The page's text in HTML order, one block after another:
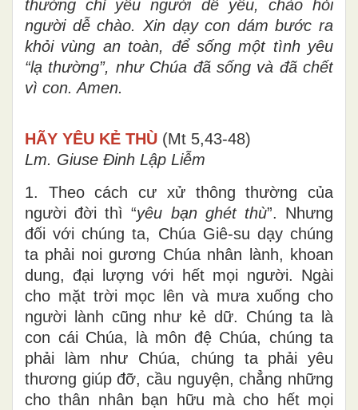
thường chỉ yêu người dễ yêu, chào hỏi
người dễ chào. Xin dạy con dám bước ra
khỏi vùng an toàn, để sống một tình yêu
“lạ thường”, như Chúa đã sống và đã chết
vì con. Amen.
HÃY YÊU KẺ THÙ (Mt 5,43-48)
Lm. Giuse Đinh Lập Liễm
1. Theo cách cư xử thông thường của
người đời thì “yêu bạn ghét thù”. Nhưng
đối với chúng ta, Chúa Giê-su dạy chúng
ta phải noi gương Chúa nhân lành, khoan
dung, đại lượng với hết mọi người. Ngài
cho mặt trời mọc lên và mưa xuống cho
người lành cũng như kẻ dữ. Chúng ta là
con cái Chúa, là môn đệ Chúa, chúng ta
phải làm như Chúa, chúng ta phải yêu
thương giúp đỡ, cầu nguyện, chẳng những
cho thân nhân bạn hữu mà cho hết mọi